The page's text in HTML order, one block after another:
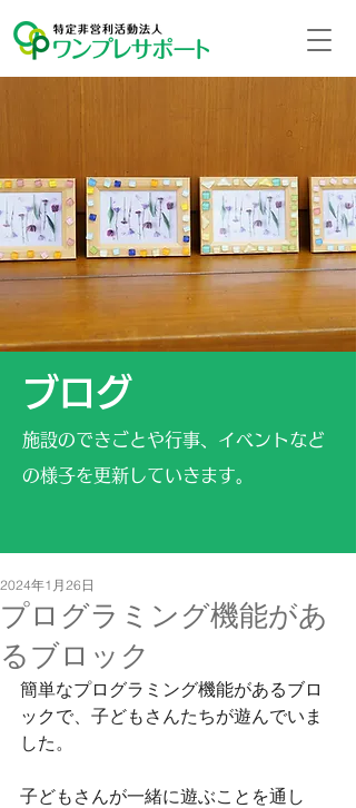
ブログ
施設のできごとや行事、イベントなど
の様子を更新していきます。
プログラミング機能があ
るブロック
2024年1月26日
簡単なプログラミング機能があるブロ
ックで、子どもさんたちが遊んでいま
した。
子どもさんが一緒に遊ぶことを通し